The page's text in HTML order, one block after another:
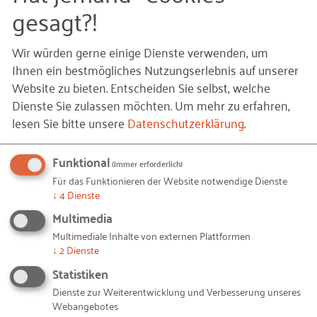
könnten sich stärker dafür einsetzen, qualifizierte
Arbeitskräfte anzuziehen, da sie großes Potenzial
aufweisen, Innovationen hervorzubringen und
Arbeitsplätze zu schaffen. Seit Januar 2023 gibt es
beispielsweise in
Spanien ein Start-up-Gesetz
dem die spanische Regierung innovative
Hochqualifizierte und Digitalnomaden anziehen
will. Für Selbstständige wird ein Komplettpaket in
der Sozialversicherung angeboten, welches die
Kranken-, Renten- und Unfallversicherung abdeckt.
Hier wäre auch wichtig, gute Verbindungen
zwischen den zugewanderten Unternehmern und
den lokalen unternehmerischen Ökosystemen
aufzubauen bzw. zu erweitern. Zu den am meisten
gesagt?!
Wir würden gerne einige Dienste verwenden, um
Ihnen ein bestmögliches Nutzungserlebnis auf unserer
Website zu bieten. Entscheiden Sie selbst, welche
Dienste Sie zulassen möchten.Um mehr zu erfahren,
lesen Sie bitte unsereDatenschutzerklärung.
Funktional(immer erforderlich)
Für das Funktionieren der Website notwendige Dienste
↓ 4Dienste
Multimedia
Multimediale Inhalte von externen Plattformen
↓ 2Dienste
Statistiken
Dienste zur Weiterentwicklung und Verbesserung unseres
Webangebotes